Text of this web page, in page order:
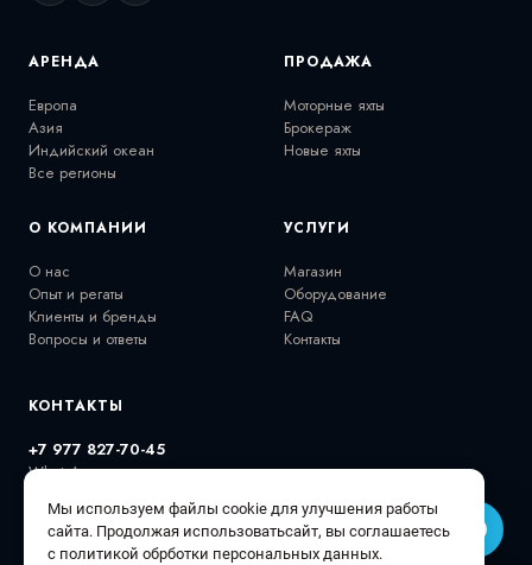
АРЕНДА
Европа
Азия
Индийский океан
Все регионы
ПРОДАЖА
Моторные яхты
Брокераж
Новые яхты
О КОМПАНИИ
О нас
Опыт и регаты
Клиенты и бренды
Вопросы и ответы
УСЛУГИ
Магазин
Оборудование
FAQ
Контакты
КОНТАКТЫ
+7 977 827-70-45
WhatsApp
@extremalovyachts
Мы используем файлы cookie для улучшения работы
сайта. Продолжая использоватьсайт, вы соглашаетесь
с политикой обрботки персональных данных.